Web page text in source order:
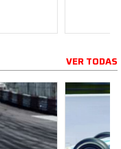
VER TODAS